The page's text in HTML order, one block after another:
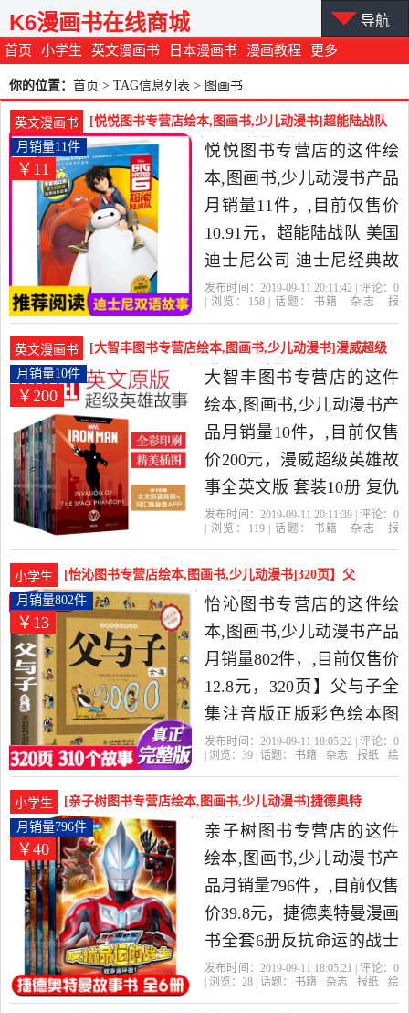
首页 小学生 英文漫画书 日本漫画书 漫画教程 更多
K6漫画书在线商城 导航
你的位置： 首页 > TAG信息列表 > 图画书
英文漫画书
[悦悦图书专营店绘本,图画书,少儿动漫书]超能陆战队
美国迪士尼公司 迪士尼经月销量11件仅售10.91元
￥11
月销量11件
悦悦图书专营店的这件绘
本,图画书,少儿动漫书产品
月销量11件，,目前仅售价
10.91元，超能陆战队 美国
迪士尼公司 迪士尼经典故
事书籍 中英文绘本 漫画书
益智睡前故事图画书亲子
阅读书本是2019年悦悦图
书专营店精选书籍,杂志,报
纸当中性价比很高的绘本,
图画书,少儿动漫书，由上
海发货。
发布时间：2019-09-11 20:11:42 | 评论： 0
| 浏览：
158| 话题： 书籍 杂志
报
英文漫画书
[大智丰图书专营店绘本,图画书,少儿动漫书]漫威超级
英雄故事全英文版 套装10册月销量10件仅售200元
￥200
月销量10件
大智丰图书专营店的这件
绘本,图画书,少儿动漫书产
品月销量10件，,目前仅售
价200元，漫威超级英雄故
事全英文版 套装10册 复仇
者联盟钢铁侠美国队长蜘
画银河护卫队猎鹰蚁人奇
异博士星爵是2019年大智
丰图书专营店精选书籍,杂
志,报纸当中性价比很高的
绘本,图画书,少儿动漫书，
由上海发货。
发布时间：2019-09-11 20:11:39 | 评论： 0
| 浏览：
119| 话题： 书籍 杂志
报
小学生
[怡沁图书专营店绘本,图画书,少儿动漫书]320页】父
与子全集注音版正版彩色绘月销量802件仅售12.8元
￥13
月销量802件
怡沁图书专营店的这件绘
本,图画书,少儿动漫书产品
月销量802件，,目前仅售价
12.8元，320页】父与子全
集注音版正版彩色绘本图
画书连环画漫画书大全套3-
读书籍一二三四年级读物
儿童故事书是2019年怡沁
图书专营店精选书籍,杂志,
报纸当中性价比很高的绘
本,图画书,少儿动漫书，由
北京发货。
发布时间：2019-09-11 18:05:22 | 评论： 0
| 浏览： 39 | 话题： 书籍 杂志 报纸
绘
小学生
[亲子树图书专营店绘本,图画书,少儿动漫书]捷德奥特
曼漫画书全套6册反抗命运的战月销量796件仅售39.8
元
￥40
月销量796件
亲子树图书专营店的这件
绘本,图画书,少儿动漫书产
品月销量796件，,目前仅售
价39.8元，捷德奥特曼漫画
书全套6册反抗命运的战士
连环画故事书儿童绘本3-5-
发布时间：2019-09-11 18:05:21 | 评论： 0
| 浏览： 28 | 话题： 书籍 杂志 报纸
绘